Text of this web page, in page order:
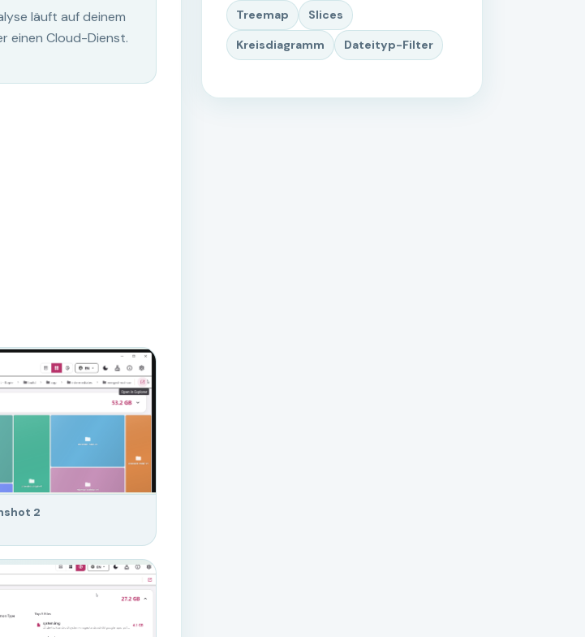
läuft auf deinem
einen Cloud-Dienst.
2
Treemap Slices
Kreisdiagramm Dateityp-Filter